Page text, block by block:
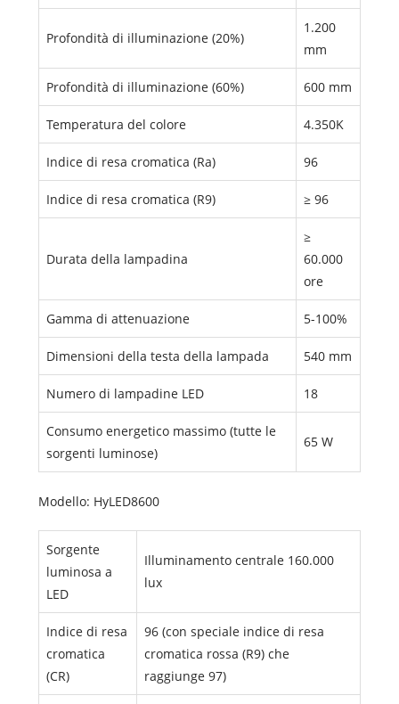
Profondità di illuminazione (20%)
1.200
mm
Profondità di illuminazione (60%) 600 mm
Temperatura del colore 4.350K
Indice di resa cromatica (Ra) 96
Indice di resa cromatica (R9) ≥ 96
Durata della lampadina
≥
60.000
ore
Gamma di attenuazione 5-100%
Dimensioni della testa della lampada 540 mm
Numero di lampadine LED 18
Consumo energetico massimo (tutte le
sorgenti luminose)
65 W
Modello: HyLED8600
Sorgente
luminosa a
LED
Illuminamento centrale 160.000
lux
Indice di resa
cromatica
(CR)
96 (con speciale indice di resa
cromatica rossa (R9) che
raggiunge 97)